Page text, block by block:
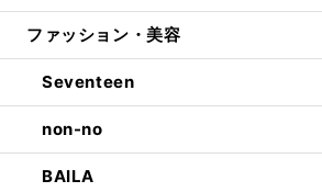
ファッション・美容
Seventeen
non-no
BAILA